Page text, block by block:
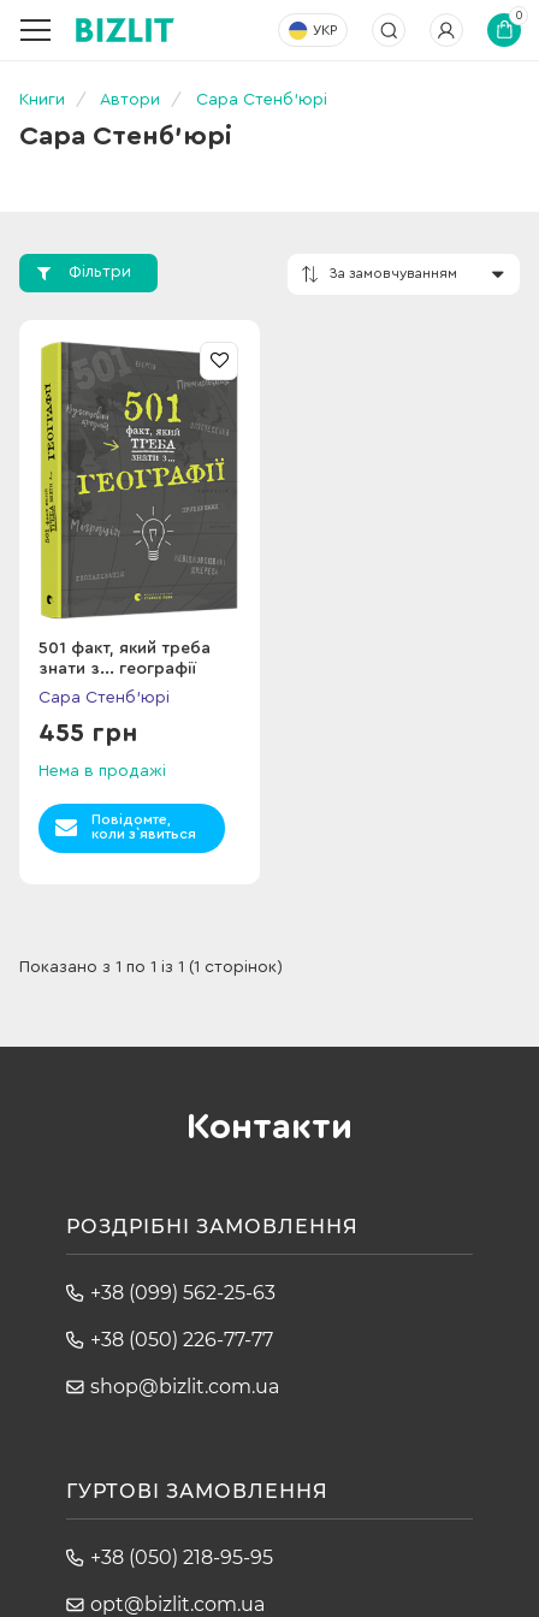
УКР
0
Книги Автори Сара Стенб’юрі
Сара Стенб’юрі
Фільтри
501 факт, який треба
знати з... географії
Сара Стенб’юрі
455 грн
Нема в продажі
Повідомте,
коли з`явиться
Показано з 1 по 1 із 1 (1 сторінок)
Контакти
РОЗДРІБНІ ЗАМОВЛЕННЯ
+38 (099) 562-25-63
+38 (050) 226-77-77
shop@bizlit.com.ua
ГУРТОВІ ЗАМОВЛЕННЯ
+38 (050) 218-95-95
opt@bizlit.com.ua